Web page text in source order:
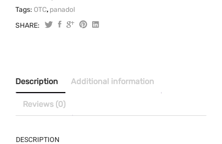
мг/5
мл
Tags: OTC, panadol
SHARE:
Description Additional information
Reviews (0)
DESCRIPTION